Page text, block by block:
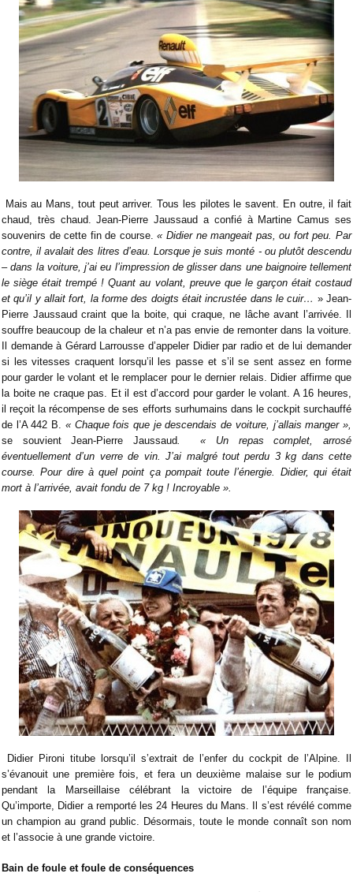
Mais au Mans, tout peut arriver. Tous les pilotes le savent. En outre, il fait
chaud, très chaud. Jean-Pierre Jaussaud a confié à Martine Camus ses
souvenirs de cette fin de course.« Didier ne mangeait pas, ou fort peu. Par
contre, il avalait des litres d’eau. Lorsque je suis monté - ou plutôt descendu
– dans la voiture, j’ai eu l’impression de glisser dans une baignoire tellement
le siège était trempé ! Quant au volant, preuve que le garçon était costaud
et qu’il y allait fort, la forme des doigts était incrustée dans le cuir… » Jean-
Pierre Jaussaud craint que la boite, qui craque, ne lâche avant l’arrivée. Il
souffre beaucoup de la chaleur et n’a pas envie de remonter dans la voiture.
Il demande à Gérard Larrousse d’appeler Didier par radio et de lui demander
si les vitesses craquent lorsqu’il les passe et s’il se sent assez en forme
pour garder le volant et le remplacer pour le dernier relais. Didier affirme que
la boite ne craque pas. Et il est d’accord pour garder le volant. A 16 heures,
il reçoit la récompense de ses efforts surhumains dans le cockpit surchauffé
de l’A 442 B. « Chaque fois que je descendais de voiture, j’allais manger »,
se souvient Jean-Pierre Jaussaud. « Un repas complet, arrosé
éventuellement d’un verre de vin. J’ai malgré tout perdu 3 kg dans cette
course. Pour dire à quel point ça pompait toute l’énergie. Didier, qui était
mort à l’arrivée, avait fondu de 7 kg ! Incroyable ».
Didier Pironi titube lorsqu’il s’extrait de l’enfer du cockpit de l’Alpine. Il
s’évanouit une première fois, et fera un deuxième malaise sur le podium
pendant la Marseillaise célébrant la victoire de l’équipe française.
Qu’importe, Didier a remporté les 24 Heures du Mans. Il s’est révélé comme
un champion au grand public. Désormais, toute le monde connaît son nom
et l’associe à une grande victoire.
Bain de foule et foule de conséquences